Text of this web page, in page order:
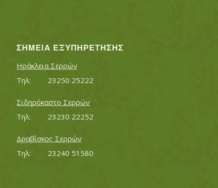
ΣΗΜΕΊΑ ΕΞΥΠΗΡΈΤΗΣΗΣ
Ηράκλεια Σερρών
Τηλ:		23250 25222
Σιδηρόκαστο Σερρών
Τηλ:		23230 22252
Δραβίσκος Σερρών
Τηλ:		23240 51580